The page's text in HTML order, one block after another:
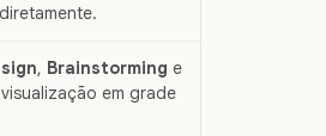
, Brainstorming e
em grade